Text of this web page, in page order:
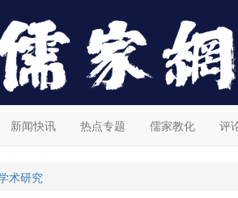
新闻快讯 热点专题 儒家教化 评
术研究